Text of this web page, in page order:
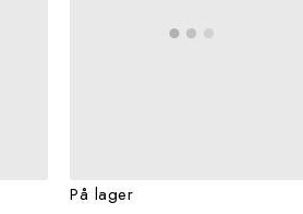
På lager